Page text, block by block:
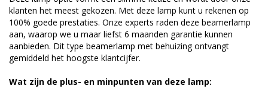
klanten het meest gekozen. Met deze lamp kunt u rekenen op
100% goede prestaties. Onze experts raden deze beamerlamp
aan, waarop we u maar liefst 6 maanden garantie kunnen
aanbieden. Dit type beamerlamp met behuizing ontvangt
gemiddeld het hoogste klantcijfer.
Wat zijn de plus- en minpunten van deze lamp: